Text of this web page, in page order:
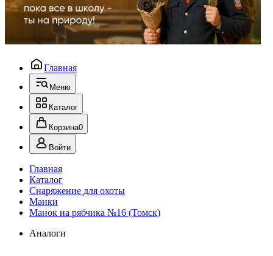
Главная
Меню
Каталог
Корзина0
Войти
Главная
Каталог
Снаряжение для охоты
Манки
Манок на рябчика №16 (Томск)
Аналоги